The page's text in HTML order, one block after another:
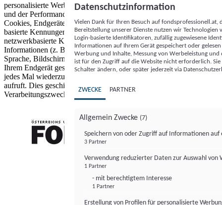
personalisierte Werbung und Inhalte, Messung von Werbeleistung
und der Performance von Inhalten sowie Zielgruppenforschung.
Cookies, Endgeräte- oder ähnliche Online-Kennungen (z. B. login-
basierte Kennungen, zufällig generierte Kennungen,
netzwerkbasierte Kennungen) können zusammen mit anderen
Informationen (z. B. Browsertyp und Browserinformationen,
Sprache, Bildschirmgröße, unterstützte Technologien usw.) auf
Ihrem Endgerät gespeichert oder von dort ausgelesen werden, um es
jedes Mal wiederzuerkennen, wenn es eine App oder einer Webseite
aufruft. Dies geschieht für einen oder mehrere der hier aufgeführten
Verarbeitungszwecke.
Datenschutzinformation
Vielen Dank für Ihren Besuch auf
Bereitstellung unserer Dienste nutzen wir Technologien
Login-basierte Identifikatoren, zufällig zugewiesene
Informationen auf Ihrem Gerät gespeichert oder
Werbung und Inhalte, Messung von Werbeleistung
ist für den Zugriff auf die Website nicht erforderlich.
Schalter ändern, oder später jederzeit via
ZWECKE PARTNER
Allgemein Zwecke (7)
Speichern von oder Zugriff auf Informationen auf
3 Partner
Verwendung reduzierter Daten zur Auswahl von
1 Partner
- mit berechtigtem Interesse
1 Partner
Erstellung von Profilen für personalisierte
FONDS professionell